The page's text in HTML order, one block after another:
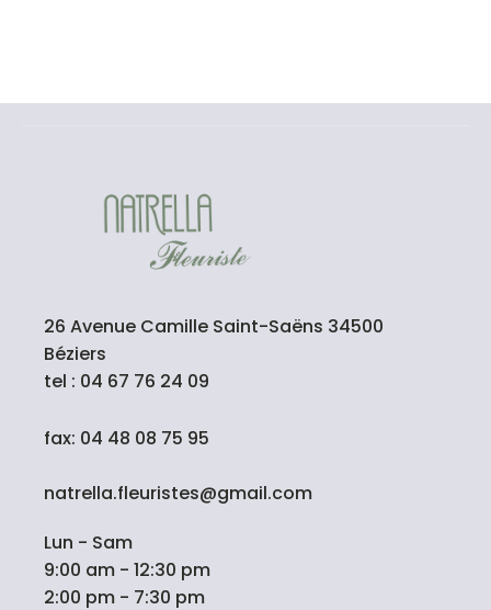
26 Avenue Camille Saint-Saëns 34500
Béziers
tel : 04 67 76 24 09
fax: 04 48 08 75 95
natrella.fleuristes@gmail.com
Lun - Sam
9:00 am - 12:30 pm
2:00 pm - 7:30 pm